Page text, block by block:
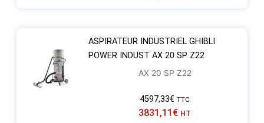
ASPIRATEUR INDUSTRIEL GHIBLI
POWER INDUST AX 20 SP Z22
AX 20 SP Z22
4597,33€ TTC
3831,11 € HT